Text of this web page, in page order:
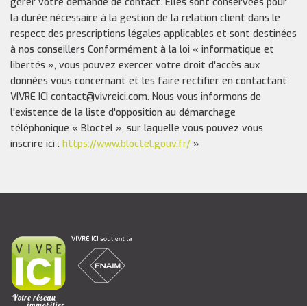
la durée nécessaire à la gestion de la relation client dans le
respect des prescriptions légales applicables et sont destinées
à nos conseillers Conformément à la loi « informatique et
libertés », vous pouvez exercer votre droit d'accès aux
données vous concernant et les faire rectifier en contactant
VIVRE ICI contact@vivreici.com. Nous vous informons de
l'existence de la liste d'opposition au démarchage
téléphonique « Bloctel », sur laquelle vous pouvez vous
inscrire ici : https://www.bloctel.gouv.fr/ »